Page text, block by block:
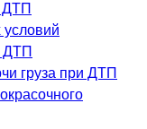
ДТП
ДТП
груза при ДТП